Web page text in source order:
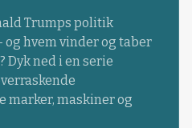
Trumps politik
hvem vinder og taber
Dyk ned i en serie
marker, maskiner og